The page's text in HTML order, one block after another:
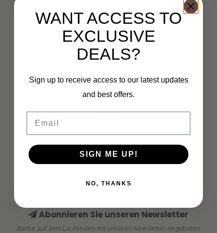
sleeve Shirt 2010
€79,99 €59,99
Abonnieren Sie unseren Newsletter
Bleibe auf dem Laufenden mit unseren Newsletter-Angeboten
WANT ACCESS TO
EXCLUSIVE
DEALS?
Sign up to receive access to our latest updates
and best offers.
SIGN ME UP!
NO, THANKS